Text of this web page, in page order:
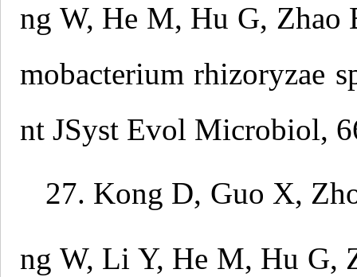
ng W, He M, Hu G, Zhao
mobacterium rhizoryzae
nt JSyst Evol Microbiol,
27. Kong D, Guo X,
ng W, Li Y, He M, Hu G,